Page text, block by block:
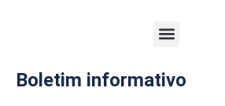
Boletim informativo